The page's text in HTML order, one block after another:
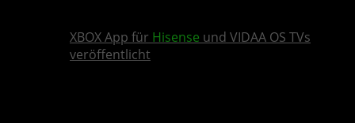
XBOX App für Hisense und VIDAA OS TVs
veröffentlicht